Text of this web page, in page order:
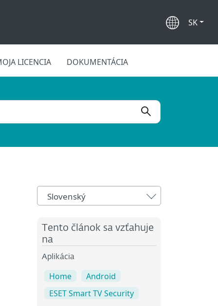
SK
LICENCIA DOKUMENTÁCIA
Slovenský
Tento článok sa vzťahuje
na
Aplikácia
Home
Android
ESET Smart TV Security